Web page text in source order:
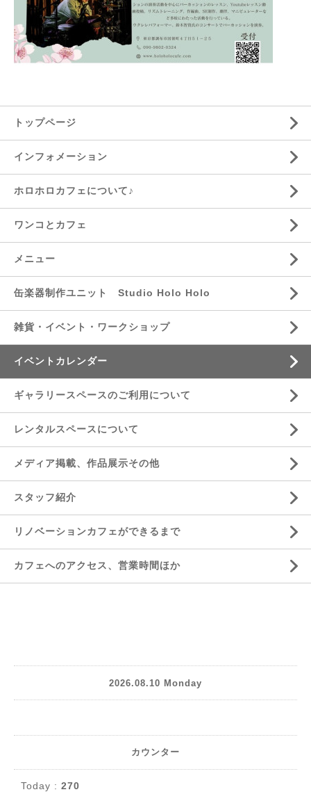
トップページ
インフォメーション
ホロホロカフェについて♪
ワンコとカフェ
メニュー
缶楽器制作ユニット Studio Holo Holo
雑貨・イベント・ワークショップ
イベントカレンダー
ギャラリースペースのご利用について
レンタルスペースについて
メディア掲載、作品展示その他
スタッフ紹介
リノベーションカフェができるまで
カフェへのアクセス、営業時間ほか
2026.08.10 Monday
カウンター
Today : 270